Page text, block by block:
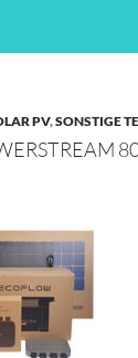
PV,SONSTIGE